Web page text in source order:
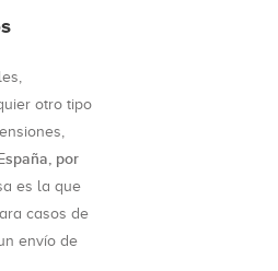
otro tipo
por
es la que
casos de
envío de